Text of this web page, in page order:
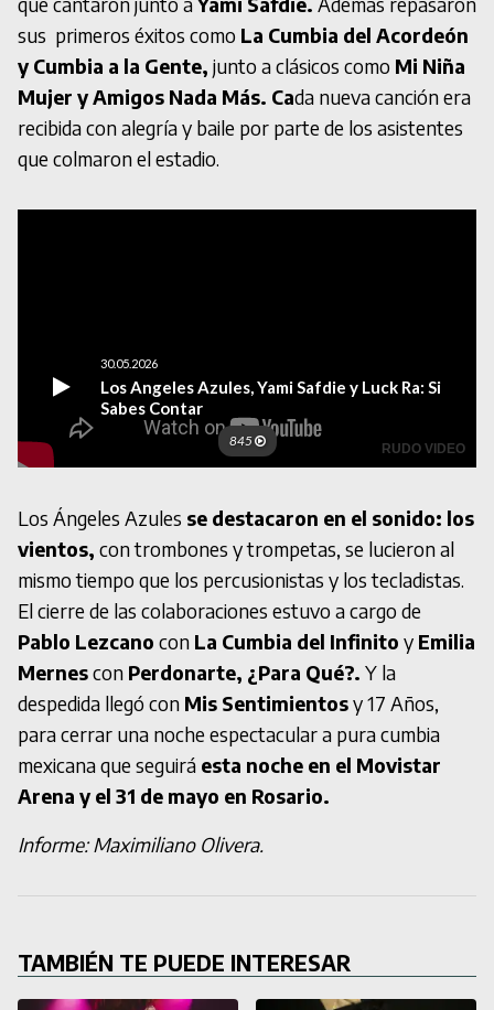
sus primeros éxitos como La Cumbia del Acordeón
y Cumbia a la Gente, junto a clásicos como Mi Niña
Mujer y Amigos Nada Más. Cada nueva canción era
recibida con alegría y baile por parte de los asistentes
que colmaron el estadio.
Los Ángeles Azules se destacaron en el sonido: los
vientos, con trombones y trompetas, se lucieron al
mismo tiempo que los percusionistas y los tecladistas.
El cierre de las colaboraciones estuvo a cargo de
Pablo Lezcano con La Cumbia del Infinito y Emilia
Mernescon Perdonarte, ¿Para Qué?. Y la
despedida llegó con Mis Sentimientosy 17 Años,
para cerrar una noche espectacular a pura cumbia
mexicana que seguirá esta noche en el Movistar
Arena y el 31 de mayo en Rosario.
Informe: Maximiliano Olivera.
TAMBIÉN TE PUEDE INTERESAR